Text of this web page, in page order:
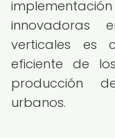
innovadoras
verticales es
eficiente de
producción
urbanos.